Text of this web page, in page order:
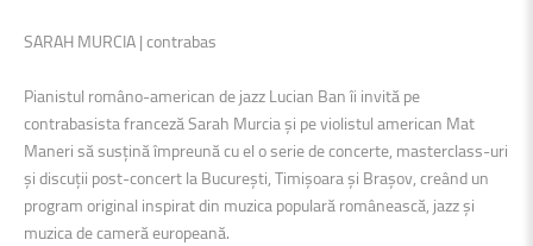
SARAH MURCIA | contrabas
Pianistul româno-american de jazz Lucian Ban îi invită pe
contrabasista franceză Sarah Murcia și pe violistul american Mat
Maneri să susțină împreună cu el o serie de concerte, masterclass-uri
și discuții post-concert la București, Timișoara și Brașov, creând un
program original inspirat din muzica populară românească, jazz și
muzica de cameră europeană.